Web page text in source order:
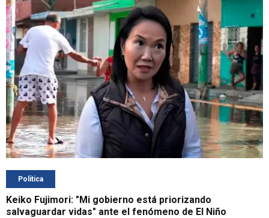
Política
Keiko Fujimori: "Mi gobierno está priorizando
salvaguardar vidas" ante el fenómeno de El Niño